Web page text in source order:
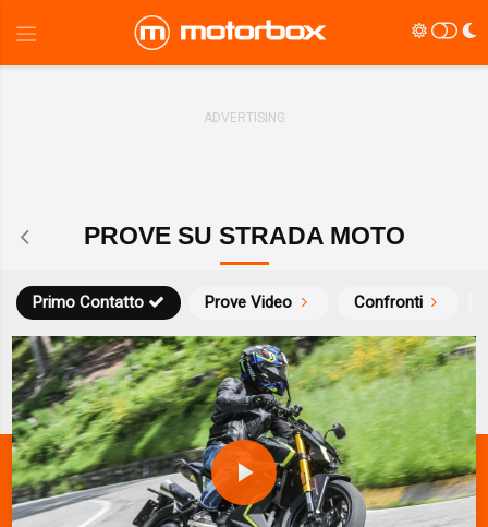
PROVE SU STRADA MOTO
Prove Video Confronti
Primo Contatto
P